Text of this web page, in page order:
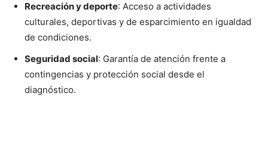
Recreación y deporte: Acceso a actividades
culturales, deportivas y de esparcimiento en igualdad
de condiciones.
Seguridad social: Garantía de atención frente a
contingencias y protección social desde el
diagnóstico.